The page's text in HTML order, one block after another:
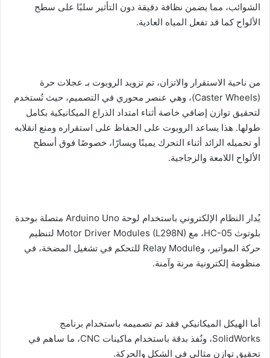
الشوائب، مما يضمن نظافة دقيقة دون التأثير سلبًا على سطح
الألواح كما قد تفعل المياه العادية.
من ناحية الاستقرار والاتزان، تم تزويد الروبوت بـ عجلات حرة
(Caster Wheels)، وهي عنصر محوري في التصميم، حيث تُستخدم
لتحقيق توازن إضافي خاصة أثناء امتداد الذراع الميكانيكية بكامل
طولها. هذا يساعد الروبوت على الحفاظ على استقراره ومنع انقلابه
أو تحميله الزائد أثناء التحرك يمينًا ويسارًا، خصوصًا فوق أسطح
الألواح اللامعة والزجاجية.
يُدار النظام الإلكتروني باستخدام لوحة Arduino Uno متصلة بوحدة
بلوتوث HC-05، مع Motor Driver Modules (L298N) لتنظيم
حركة المواتير، وRelay Module للتحكم في تشغيل المضخة، في
منظومة إلكترونية مرنة وآمنة.
أما الهيكل الميكانيكي فقد تم تصميمه باستخدام برنامج
SolidWorks، ونُفذ بدقة باستخدام ماكينات CNC، ما ساهم في
تحقيق توازن مثالي في الشكل والحركة.